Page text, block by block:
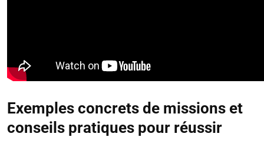
Exemples concrets de missions et
conseils pratiques pour réussir